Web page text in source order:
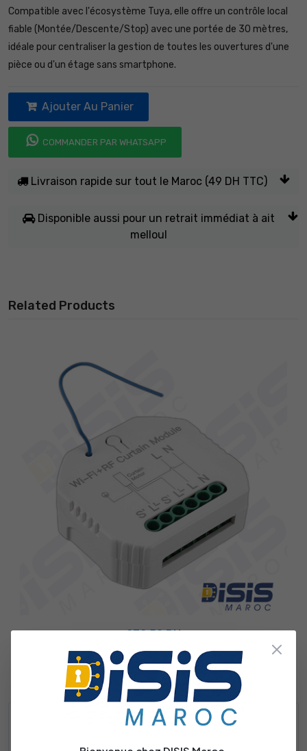
Catégories des produits
Compatible avec l'écosystème Tuya, elle offre un contrôle local
fiable (Montée/Descente/Stop) avec une portée de 30 mètres,
idéale pour centraliser la gestion de toutes les ouvertures d'une
pièce ou d'un étage sans smartphone.
Ajouter Au Panier
COMMANDER PAR WHATSAPP
Livraison rapide sur tout le Maroc (49 DH TTC)
Disponible aussi pour un retrait immédiat à ait
melloul
Related Products
232.50 DH
TUYA Switch Rideau Wifi RF MS-108WR